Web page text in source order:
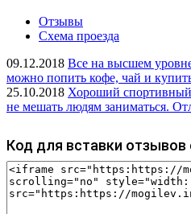
Отзывы
Схема проезда
09.12.2018 Все на высшем
можно попить кофе, чай и
25.10.2018 Хороший спортивный
не мешать людям заниматься.
Код для вставки отзывов